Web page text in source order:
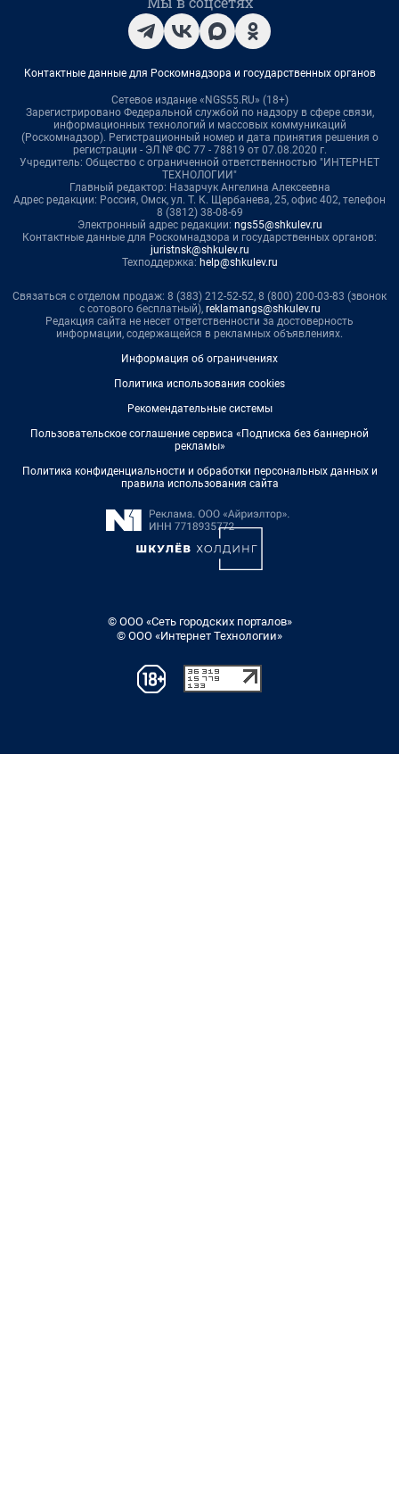
Контактные данные для Роскомнадзора и государственных органов
Сетевое издание «NGS55.RU» (18+)
Зарегистрировано Федеральной службой по надзору в сфере связи,
информационных технологий и массовых коммуникаций
(Роскомнадзор). Регистрационный номер и дата принятия решения о
регистрации - ЭЛ № ФС 77 - 78819 от 07.08.2020 г.
Учредитель: Общество с ограниченной ответственностью "ИНТЕРНЕТ
ТЕХНОЛОГИИ"
Главный редактор: Назарчук Ангелина Алексеевна
Адрес редакции: Россия, Омск, ул. Т. К. Щербанева, 25, офис 402, телефон
8 (3812) 38-08-69
Электронный адрес редакции: ngs55@shkulev.ru
Контактные данные для Роскомнадзора и государственных органов:
juristnsk@shkulev.ru
Техподдержка: help@shkulev.ru
Связаться с отделом продаж: 8 (383) 212-52-52, 8 (800) 200-03-83 (звонок
с сотового бесплатный), reklamangs@shkulev.ru
Редакция сайта не несет ответственности за достоверность
информации, содержащейся в рекламных объявлениях.
Информация об ограничениях
Политика использования cookies
Рекомендательные системы
Пользовательское соглашение сервиса «Подписка без баннерной
рекламы»
Политика конфиденциальности и обработки персональных данных и
правила использования сайта
© ООО «Сеть городских порталов»
© ООО «Интернет Технологии»